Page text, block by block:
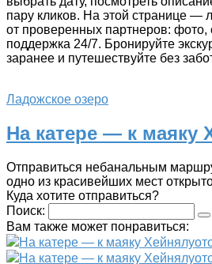
пару кликов. На этой странице —
от проверенных партнеров: фото,
поддержка 24/7. Бронируйте
заранее и путешествуйте без
Ладожское озеро
На катере — к маяку
Отправиться небанальным
одно из красивейших мест
Куда хотите отправиться?
Поиск:
Вам также может понравиться:
На катере — к маяку
На катере — к маяку